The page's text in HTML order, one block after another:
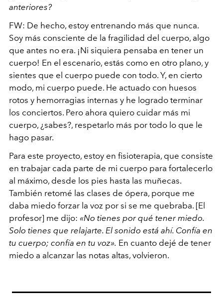
anteriores?
FW: De hecho, estoy entrenando más que nunca.
Soy más consciente de la fragilidad del cuerpo, algo
que antes no era. ¡Ni siquiera pensaba en tener un
cuerpo! En el escenario, estás como en otro plano, y
sientes que el cuerpo puede con todo. Y, en cierto
modo, mi cuerpo puede. He actuado con huesos
rotos y hemorragias internas y he logrado terminar
los conciertos. Pero ahora quiero cuidar más mi
cuerpo, ¿sabes?, respetarlo más por todo lo que le
hago pasar.
Para este proyecto, estoy en fisioterapia, que consiste
en trabajar cada parte de mi cuerpo para fortalecerlo
al máximo, desde los pies hasta las muñecas.
También retomé las clases de ópera, porque me
daba miedo forzar la voz por si se me quebraba. [El
profesor] me dijo: «No tienes por qué tener miedo.
Solo tienes que relajarte. El sonido está ahí. Confía en
tu cuerpo; confía en tu voz». En cuanto dejé de tener
miedo a alcanzar las notas altas, volvieron.